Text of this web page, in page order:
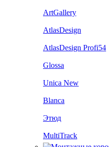
ArtGallery
AtlasDesign
AtlasDesign Profi54
Glossa
Unica New
Blanca
Этюд
MultiTrack